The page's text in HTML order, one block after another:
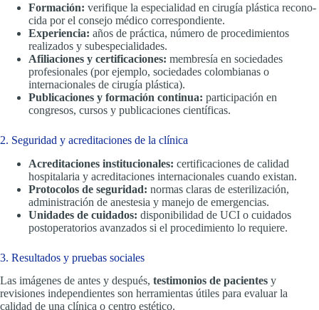
Formación: verifique la especialidad en cirugía plástica recono-
cida por el consejo médico correspondiente.
Experiencia: años de práctica, número de procedimientos
realizados y subespecialidades.
Afiliaciones y certificaciones: membresía en sociedades
profesionales (por ejemplo, sociedades colombianas o
internacionales de cirugía plástica).
Publicaciones y formación continua: participación en
congresos, cursos y publicaciones científicas.
2. Seguridad y acreditaciones de la clínica
Acreditaciones institucionales: certificaciones de calidad
hospitalaria y acreditaciones internacionales cuando existan.
Protocolos de seguridad: normas claras de esterilización,
administración de anestesia y manejo de emergencias.
Unidades de cuidados: disponibilidad de UCI o cuidados
postoperatorios avanzados si el procedimiento lo requiere.
3. Resultados y pruebas sociales
Las imágenes de antes y después, testimonios de pacientes y
revisiones independientes son herramientas útiles para evaluar la
calidad de una clínica o centro estético.